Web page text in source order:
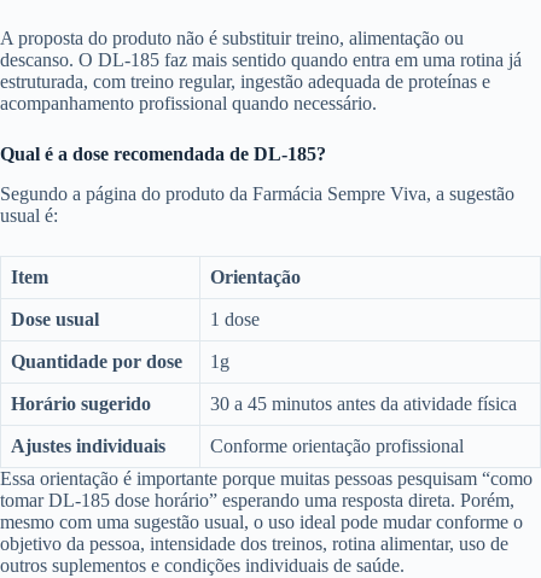
A proposta do produto não é substituir treino, alimentação ou
descanso. O DL-185 faz mais sentido quando entra em uma rotina já
estruturada, com treino regular, ingestão adequada de proteínas e
acompanhamento profissional quando necessário.
Qual é a dose recomendada de DL-185?
Segundo a página do produto da Farmácia Sempre Viva, a sugestão
usual é:
Item Orientação
Dose usual 1 dose
Quantidade por dose 1g
Horário sugerido 30 a 45 minutos antes da atividade física
Ajustes individuais
Conforme orientação profissional
Essa orientação é importante porque muitas pessoas pesquisam “como
tomar DL-185 dose horário” esperando uma resposta direta. Porém,
mesmo com uma sugestão usual, o uso ideal pode mudar conforme o
objetivo da pessoa, intensidade dos treinos, rotina alimentar, uso de
outros suplementos e condições individuais de saúde.